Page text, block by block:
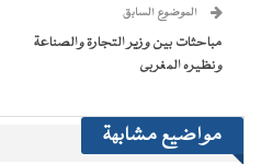
الموضوع السابق
مباحثات بين وزير التجارة والصناعة
ونظيره المغربى
مواضيع مشابهة